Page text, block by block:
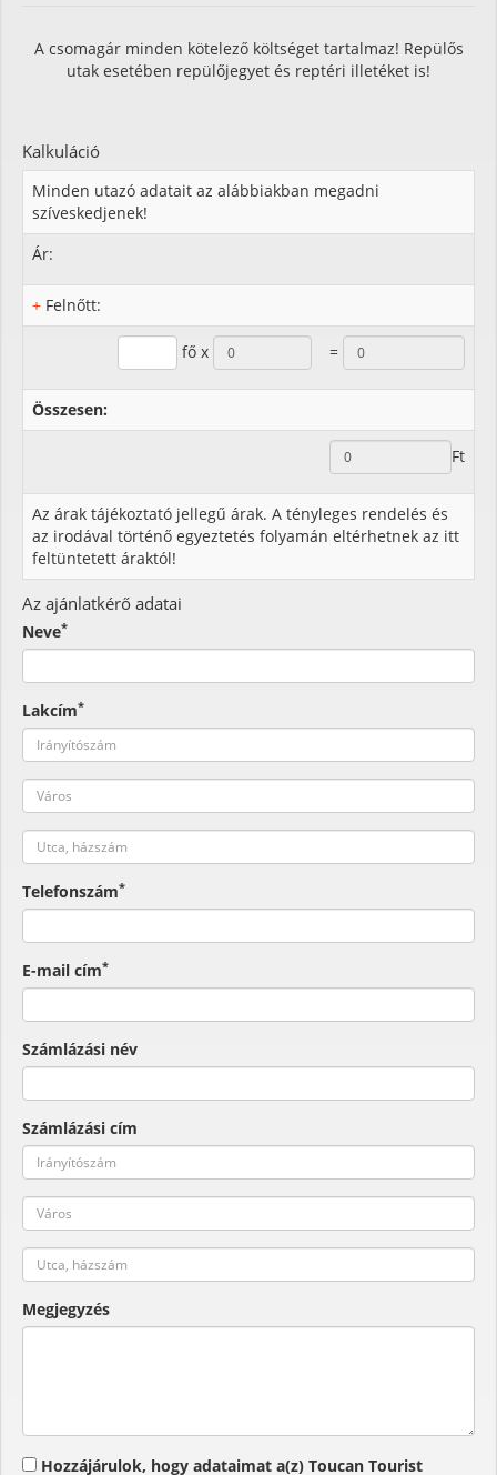
A csomagár minden kötelező költséget tartalmaz! Repülős
utak esetében repülőjegyet és reptéri illetéket is!
Kalkuláció
Minden utazó adatait az alábbiakban megadni
szíveskedjenek!
Ár:
+ Felnőtt:
fő x =
Összesen:
Ft
Az árak tájékoztató jellegű árak. A tényleges rendelés és
az irodával történő egyeztetés folyamán eltérhetnek az itt
feltüntetett áraktól!
Az ajánlatkérő adatai
Neve*
Lakcím*
Telefonszám*
E-mail cím*
Számlázási név
Számlázási cím
Megjegyzés
Hozzájárulok, hogy adataimat a(z) Toucan Tourist